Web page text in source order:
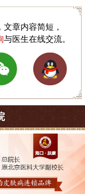
章内容简短，
与医生在线交流。